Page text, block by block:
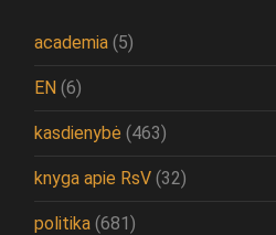
academia (5)
EN (6)
kasdienybė (463)
knyga apie RsV (32)
politika (681)